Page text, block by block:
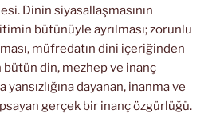
Dinin siyasallaşmasının
bütünüyle ayrılması; zorunlu
müfredatın dini içeriğinden
bütün din, mezhep ve inanç
yansızlığına dayanan, inanma ve
gerçek bir inanç özgürlüğü.